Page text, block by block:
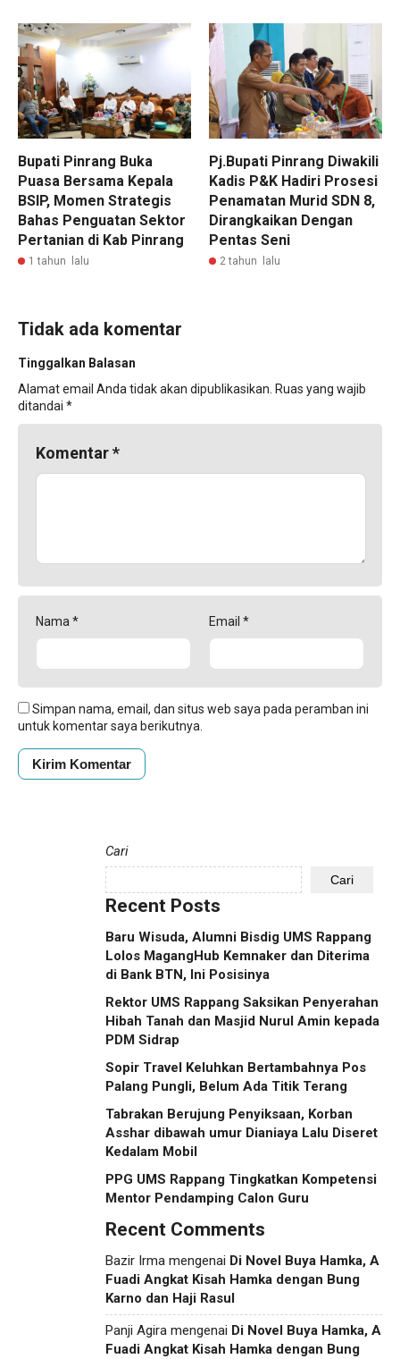
Bupati Pinrang Buka
Puasa Bersama Kepala
BSIP, Momen Strategis
Bahas Penguatan Sektor
Pertanian di Kab Pinrang
1 tahun lalu
Pj.Bupati Pinrang Diwakili
Kadis P&K Hadiri Prosesi
Penamatan Murid SDN 8,
Dirangkaikan Dengan
Pentas Seni
2 tahun lalu
Tidak ada komentar
Tinggalkan Balasan
Alamat email Anda tidak akan dipublikasikan. Ruas yang wajib
ditandai *
Komentar*
Nama* Email *
Simpan nama, email, dan situs web saya pada peramban ini
untuk komentar saya berikutnya.
Cari
Cari
Recent Posts
Baru Wisuda, Alumni Bisdig UMS Rappang
Lolos MagangHub Kemnaker dan Diterima
di Bank BTN, Ini Posisinya
Rektor UMS Rappang Saksikan Penyerahan
Hibah Tanah dan Masjid Nurul Amin kepada
PDM Sidrap
Sopir Travel Keluhkan Bertambahnya Pos
Palang Pungli, Belum Ada Titik Terang
Tabrakan Berujung Penyiksaan, Korban
Asshar dibawah umur Dianiaya Lalu Diseret
Kedalam Mobil
PPG UMS Rappang Tingkatkan Kompetensi
Mentor Pendamping Calon Guru
Recent Comments
Bazir Irma mengenai Di Novel Buya Hamka, A
Fuadi Angkat Kisah Hamka dengan Bung
Karno dan Haji Rasul
Panji Agira mengenai Di Novel Buya Hamka, A
Fuadi Angkat Kisah Hamka dengan Bung